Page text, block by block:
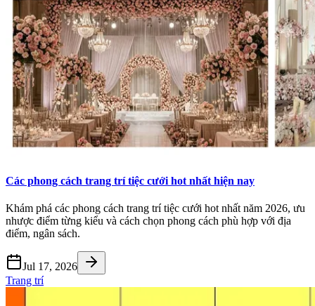
Các phong cách trang trí tiệc cưới hot nhất hiện nay
Khám phá các phong cách trang trí tiệc cưới hot nhất năm 2026, ưu
nhược điểm từng kiểu và cách chọn phong cách phù hợp với địa
điểm, ngân sách.
Jul 17, 2026
Trang trí